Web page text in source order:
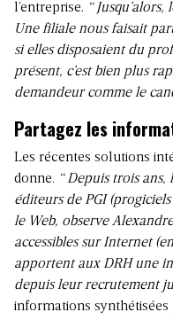
l’entreprise. “
Une filiale nous faisait
si elles disposaient du
présent, c’est bien plus
demandeur comme le
Partagez les
Les récentes solutions
donne. “ Depuis trois
éditeurs de PGI
le Web, observe
accessibles sur Internet
apportent aux DRH une
depuis leur recrutement
informations